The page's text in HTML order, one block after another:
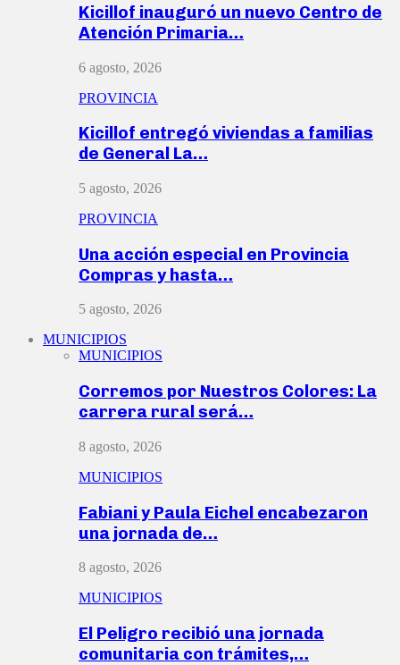
Kicillof inauguró un nuevo Centro de
Atención Primaria…
6 agosto, 2026
PROVINCIA
Kicillof entregó viviendas a familias
de General La…
5 agosto, 2026
PROVINCIA
Una acción especial en Provincia
Compras y hasta…
5 agosto, 2026
MUNICIPIOS
MUNICIPIOS
Corremos por Nuestros Colores: La
carrera rural será…
8 agosto, 2026
MUNICIPIOS
Fabiani y Paula Eichel encabezaron
una jornada de…
8 agosto, 2026
MUNICIPIOS
El Peligro recibió una jornada
comunitaria con trámites,…